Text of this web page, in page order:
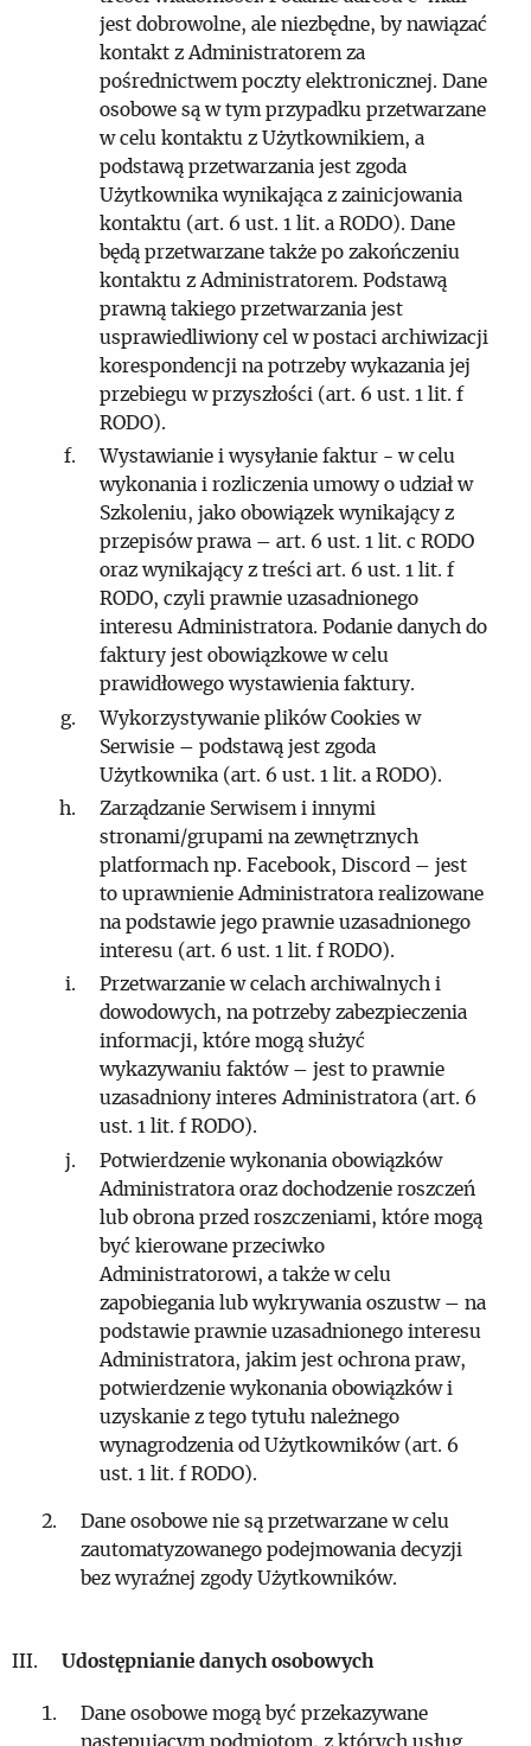
jest dobrowolne, ale niezbędne, by nawiązać
kontakt z Administratorem za
pośrednictwem poczty elektronicznej. Dane
osobowe są w tym przypadku przetwarzane
w celu kontaktu z Użytkownikiem, a
podstawą przetwarzania jest zgoda
Użytkownika wynikająca z zainicjowania
kontaktu (art. 6 ust. 1 lit. a RODO). Dane
będą przetwarzane także po zakończeniu
kontaktu z Administratorem. Podstawą
prawną takiego przetwarzania jest
usprawiedliwiony cel w postaci archiwizacji
korespondencji na potrzeby wykazania jej
przebiegu w przyszłości (art. 6 ust. 1 lit. f
RODO).
Wystawianie i wysyłanie faktur - w celu
wykonania i rozliczenia umowy o udział w
Szkoleniu, jako obowiązek wynikający z
przepisów prawa – art. 6 ust. 1 lit. c RODO
oraz wynikający z treści art. 6 ust. 1 lit. f
RODO, czyli prawnie uzasadnionego
interesu Administratora. Podanie danych do
faktury jest obowiązkowe w celu
prawidłowego wystawienia faktury.
Wykorzystywanie plików Cookies w
Serwisie – podstawą jest zgoda
Użytkownika (art. 6 ust. 1 lit. a RODO).
Zarządzanie Serwisem i innymi
stronami/grupami na zewnętrznych
platformach np. Facebook, Discord – jest
to uprawnienie Administratora realizowane
na podstawie jego prawnie uzasadnionego
interesu (art. 6 ust. 1 lit. f RODO).
Przetwarzanie w celach archiwalnych i
dowodowych, na potrzeby zabezpieczenia
informacji, które mogą służyć
wykazywaniu faktów – jest to prawnie
uzasadniony interes Administratora (art. 6
ust. 1 lit. f RODO).
Potwierdzenie wykonania obowiązków
Administratora oraz dochodzenie roszczeń
lub obrona przed roszczeniami, które mogą
być kierowane przeciwko
Administratorowi, a także w celu
zapobiegania lub wykrywania oszustw – na
podstawie prawnie uzasadnionego interesu
Administratora, jakim jest ochrona praw,
potwierdzenie wykonania obowiązków i
uzyskanie z tego tytułu należnego
wynagrodzenia od Użytkowników (art. 6
ust. 1 lit. f RODO).
Dane osobowe nie są przetwarzane w celu
zautomatyzowanego podejmowania decyzji
bez wyraźnej zgody Użytkowników.
Udostępnianie danych osobowych
Dane osobowe mogą być przekazywane
następującym podmiotom, z których usług